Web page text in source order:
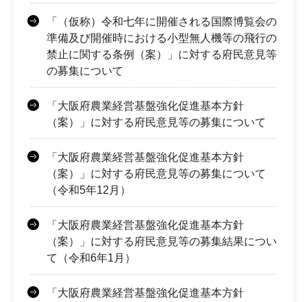
「（仮称）令和七年に開催される国際博覧会の
準備及び開催時における小型無人機等の飛行の
禁止に関する条例（案）」に対する府民意見等
の募集について
「大阪府農業経営基盤強化促進基本方針
（案）」に対する府民意見等の募集について
「大阪府農業経営基盤強化促進基本方針
（案）」に対する府民意見等の募集について
（令和5年12月）
「大阪府農業経営基盤強化促進基本方針
（案）」に対する府民意見等の募集結果につい
て（令和6年1月）
「大阪府農業経営基盤強化促進基本方針